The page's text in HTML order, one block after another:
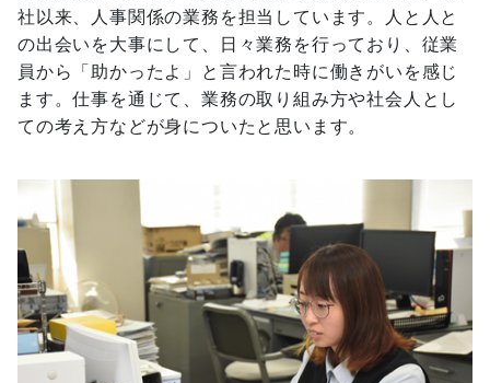
社以来、人事関係の業務を担当しています。人と人と
の出会いを大事にして、日々業務を行っており、従業
員から「助かったよ」と言われた時に働きがいを感じ
ます。仕事を通じて、業務の取り組み方や社会人とし
ての考え方などが身についたと思います。